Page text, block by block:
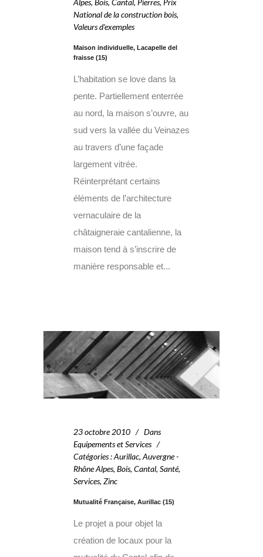
National de la construction bois,
Valeurs d'exemples
Maison individuelle, Lacapelle del
fraisse (15)
L’habitation se love dans la
pente. Partiellement enterrée
au nord, la maison s’ouvre, au
sud vers la vallée du Veinazes
au travers d’une façade
largement vitrée.
Réinterprétant certains
éléments de l’architecture
vernaculaire de la
châtaigneraie cantalienne, la
maison tend à s’inscrire de
manière responsable et...
23 octobre 2010
Dans
Equipements et Services
Catégories:Aurillac, Auvergne -
Rhône Alpes, Bois, Cantal, Santé,
Services, Zinc
Mutualité Française, Aurillac (15)
Le projet a pour objet la
création de locaux pour la